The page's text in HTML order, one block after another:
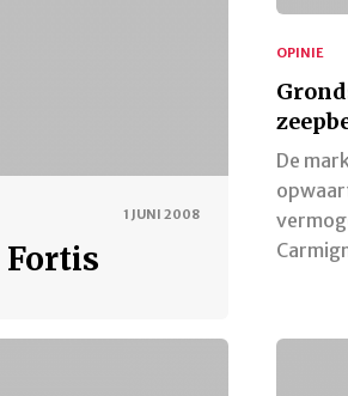
1 JUNI 2008
Fortis
OPINIE
De